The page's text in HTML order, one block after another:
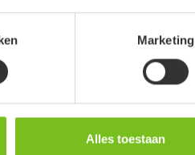
Marketing
Alles toestaan